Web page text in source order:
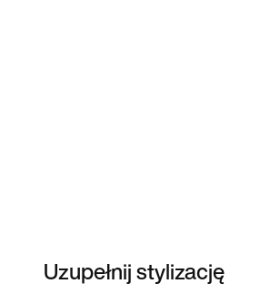
Uzupełnij stylizację